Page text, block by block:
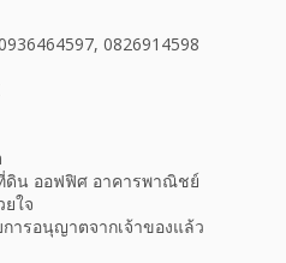
0826914598
ดิน ออฟฟิศ อาคารพาณิชย์
ใจ
ารอนุญาตจากเจ้าของแล้ว